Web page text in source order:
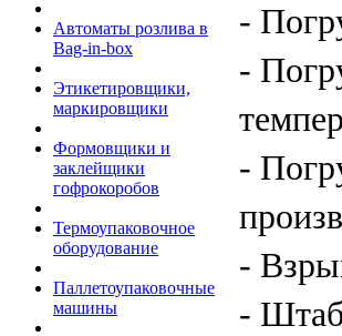
Автоматы розлива в
Bag-in-box
Этикетировщики,
маркировщики
Формовщики и
заклейщики
гофрокоробов
Термоупаковочное
оборудование
Паллетоупаковочные
машины
-
-
-
-
-